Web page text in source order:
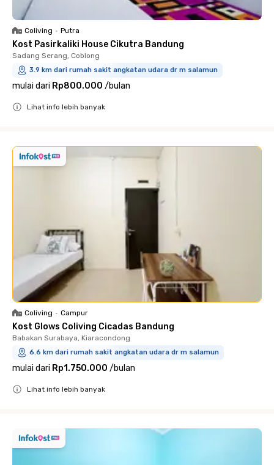
Coliving • Putra
Kost Pasirkaliki House Cikutra Bandung
Sadang Serang, Coblong
3.9 km dari rumah sakit angkatan udara dr m salamun
mulai dari Rp800.000 /bulan
Lihat info lebih banyak
Coliving • Campur
Kost Glows Coliving Cicadas Bandung
Babakan Surabaya, Kiaracondong
6.6 km dari rumah sakit angkatan udara dr m salamun
mulai dari Rp1.750.000 /bulan
Lihat info lebih banyak